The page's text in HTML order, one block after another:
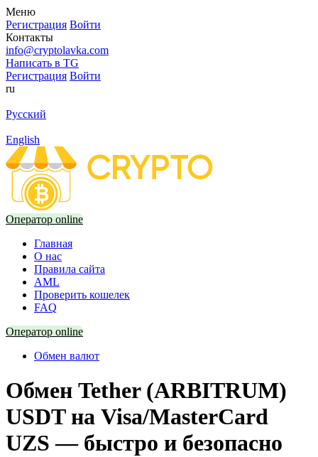
Меню
Регистрация Войти
Контакты
info@cryptolavka.com
Написать в TG
Регистрация Войти
ru
Русский
English
Оператор online
Главная
О нас
Правила сайта
AML
Проверить кошелек
FAQ
Оператор online
Обмен валют
Обмен Tether (ARBITRUM)
USDT на Visa/MasterCard
UZS — быстро и безопасно